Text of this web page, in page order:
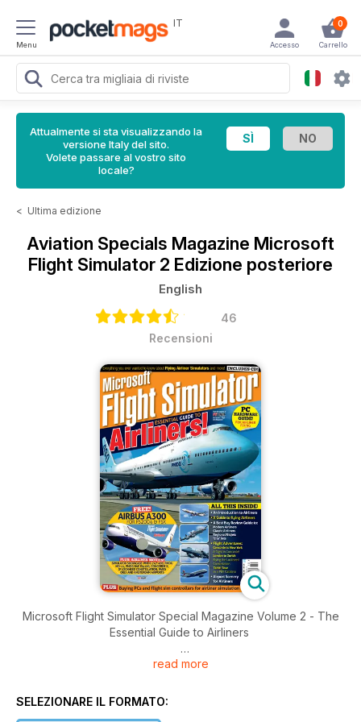
Menu
IT 0
Carrello
Accesso
Attualmente si sta visualizzando la
versione Italy del sito.
Volete passare al vostro sito
locale?
< Ultima edizione
Aviation Specials Magazine Microsoft
Flight Simulator 2 Edizione posteriore
English
46
Recensioni
Microsoft Flight Simulator Special Magazine Volume 2 - The
Essential Guide to Airliners
Brought to you by Key Publishing Ltd, Europe’s Leading
read more
SELEZIONARE IL FORMATO: